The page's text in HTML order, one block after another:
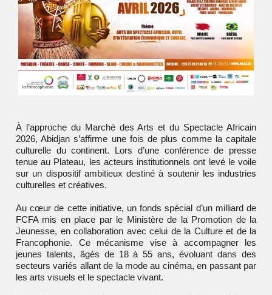
À l’approche du Marché des Arts et du Spectacle Africain
2026,Abidjan s’affirme une fois de plus comme la capitale
culturelle du continent. Lors d’une conférence de presse
tenue au Plateau, les acteurs institutionnels ont levé le voile
sur un dispositif ambitieux destiné à soutenir les industries
culturelles et créatives.
Au cœur de cette initiative, un fonds spécial d’un milliard de
FCFA mis en place par le Ministère de la Promotion de la
Jeunesse, en collaboration avec celui de la Culture et de la
Francophonie. Ce mécanisme vise à accompagner les
jeunes talents, âgés de 18 à 55 ans, évoluant dans des
secteurs variés allant de la mode au cinéma, en passant par
les arts visuels et le spectacle vivant.